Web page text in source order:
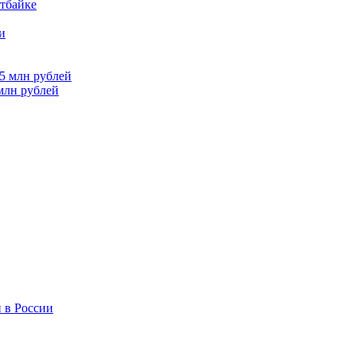
рублей
России